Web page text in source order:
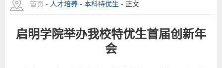
首页 - 人才培养 - 本科特优生 - 正文
启明学院举办我校特优生首届创新年
会